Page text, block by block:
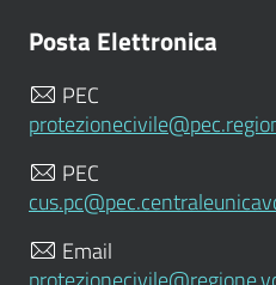
Posta Elettronica
PEC
PEC
Email